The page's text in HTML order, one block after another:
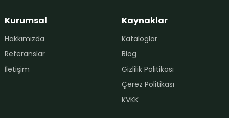
Kurumsal
Hakkımızda
Referanslar
İletişim
Kaynaklar
Kataloglar
Blog
Gizlilik Politikası
Çerez Politikası
KVKK